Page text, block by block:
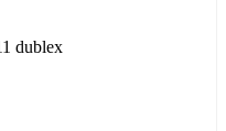
dublex